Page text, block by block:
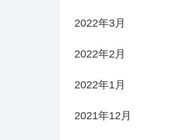
2022年3月
2022年2月
2022年1月
2021年12月